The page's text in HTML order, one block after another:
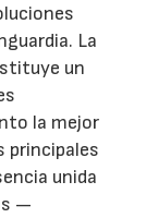
La
un
la mejor
principales
unida
—